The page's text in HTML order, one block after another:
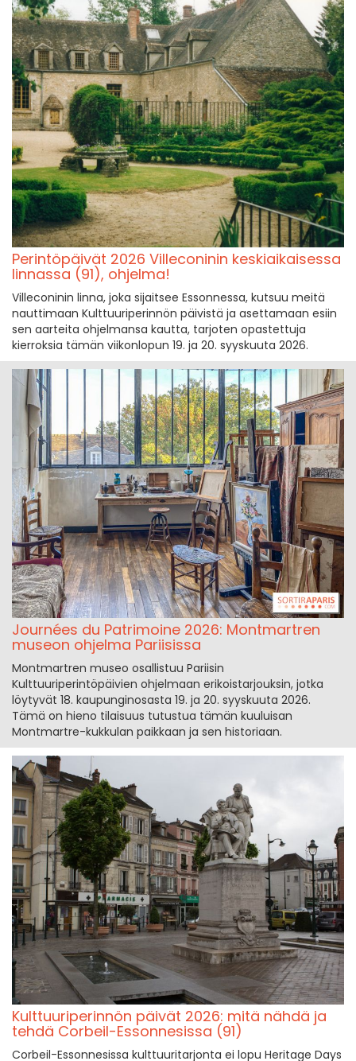
Perintöpäivät 2026 Villeconinin keskiaikaisessa
linnassa (91), ohjelma!
Villeconinin linna, joka sijaitsee Essonnessa, kutsuu meitä
nauttimaan Kulttuuriperinnön päivistä ja asettamaan esiin
sen aarteita ohjelmansa kautta, tarjoten opastettuja
kierroksia tämän viikonlopun 19. ja 20. syyskuuta 2026.
Journées du Patrimoine 2026: Montmartren
museon ohjelma Pariisissa
Montmartren museo osallistuu Pariisin
Kulttuuriperintöpäivien ohjelmaan erikoistarjouksin, jotka
löytyvät 18. kaupunginosasta 19. ja 20. syyskuuta 2026.
Tämä on hieno tilaisuus tutustua tämän kuuluisan
Montmartre-kukkulan paikkaan ja sen historiaan.
Kulttuuriperinnön päivät 2026: mitä nähdä ja
tehdä Corbeil-Essonnesissa (91)
Corbeil-Essonnesissa kulttuuritarjonta ei lopu Heritage Days